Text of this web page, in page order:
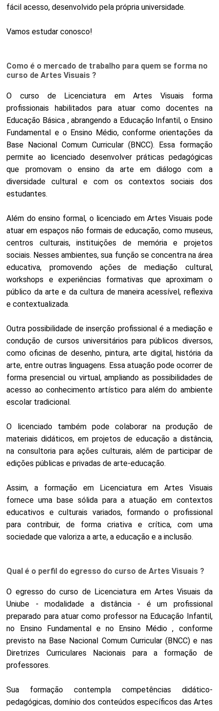
fácil acesso, desenvolvido pela própria universidade.
Vamos estudar conosco!
Como é o mercado de trabalho para quem se forma no
curso de Artes Visuais ?
O curso de Licenciatura em Artes Visuais forma
profissionais habilitados para atuar como docentes na
Educação Básica , abrangendo a Educação Infantil, o Ensino
Fundamental e o Ensino Médio, conforme orientações da
Base Nacional Comum Curricular (BNCC). Essa formação
permite ao licenciado desenvolver práticas pedagógicas
que promovam o ensino da arte em diálogo com a
diversidade cultural e com os contextos sociais dos
estudantes.
Além do ensino formal, o licenciado em Artes Visuais pode
atuar em espaços não formais de educação, como museus,
centros culturais, instituições de memória e projetos
sociais. Nesses ambientes, sua função se concentra na área
educativa, promovendo ações de mediação cultural,
workshops e experiências formativas que aproximam o
público da arte e da cultura de maneira acessível, reflexiva
e contextualizada.
Outra possibilidade de inserção profissional é a mediação e
condução de cursos universitários para públicos diversos,
como oficinas de desenho, pintura, arte digital, história da
arte, entre outras linguagens. Essa atuação pode ocorrer de
forma presencial ou virtual, ampliando as possibilidades de
acesso ao conhecimento artístico para além do ambiente
escolar tradicional.
O licenciado também pode colaborar na produção de
materiais didáticos, em projetos de educação a distância,
na consultoria para ações culturais, além de participar de
edições públicas e privadas de arte-educação.
Assim, a formação em Licenciatura em Artes Visuais
fornece uma base sólida para a atuação em contextos
educativos e culturais variados, formando o profissional
para contribuir, de forma criativa e crítica, com uma
sociedade que valoriza a arte, a educação e a inclusão.
Qual é o perfil do egresso do curso de Artes Visuais ?
O egresso do curso de Licenciatura em Artes Visuais da
Uniube - modalidade a distância - é um profissional
preparado para atuar como professor na Educação Infantil,
no Ensino Fundamental e no Ensino Médio , conforme
previsto na Base Nacional Comum Curricular (BNCC) e nas
Diretrizes Curriculares Nacionais para a formação de
professores.
Sua formação contempla competências didático-
pedagógicas, domínio dos conteúdos específicos das Artes